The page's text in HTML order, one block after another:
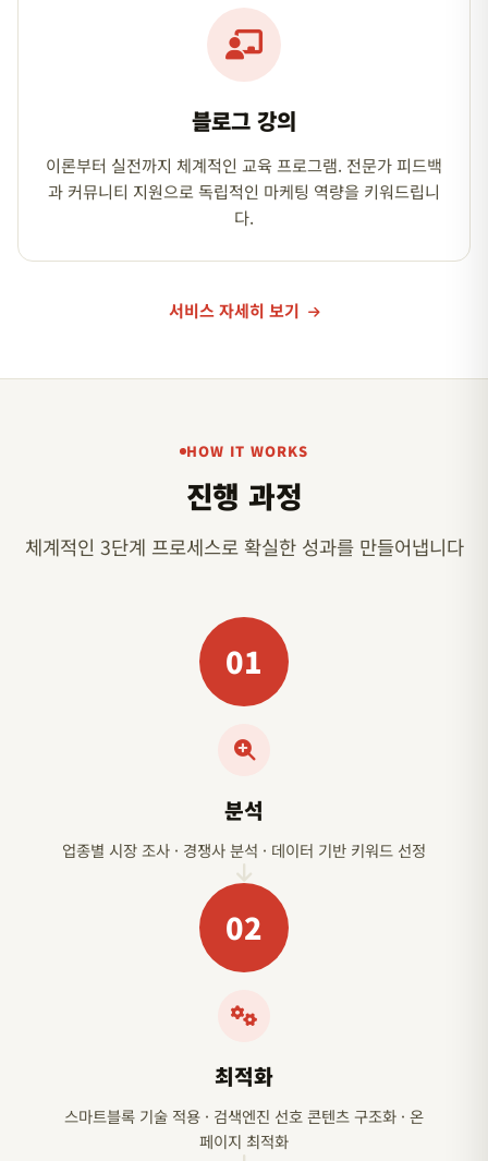
블로그 강의
이론부터 실전까지 체계적인 교육 프로그램. 전문가 피드백
과 커뮤니티 지원으로 독립적인 마케팅 역량을 키워드립니
다.
서비스 자세히 보기
HOW IT WORKS
진행 과정
체계적인 3단계 프로세스로 확실한 성과를 만들어냅니다
01
분석
업종별 시장 조사 · 경쟁사 분석 · 데이터 기반 키워드 선정
02
최적화
스마트블록 기술 적용 · 검색엔진 선호 콘텐츠 구조화 · 온
페이지 최적화